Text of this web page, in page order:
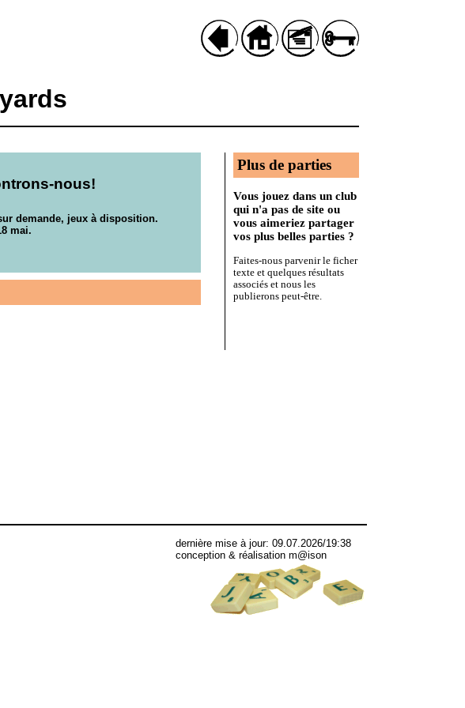
Plus de parties
Vous jouez dans un club
qui n'a pas de site ou
vous aimeriez partager
vos plus belles parties ?
Faites-nous parvenir le ficher
texte et quelques résultats
associés et nous les
publierons peut-être.
nous!
demande, jeux à disposition.
mai.
dernière mise à jour: 09.07.2026/19:38
conception & réalisation m@ison